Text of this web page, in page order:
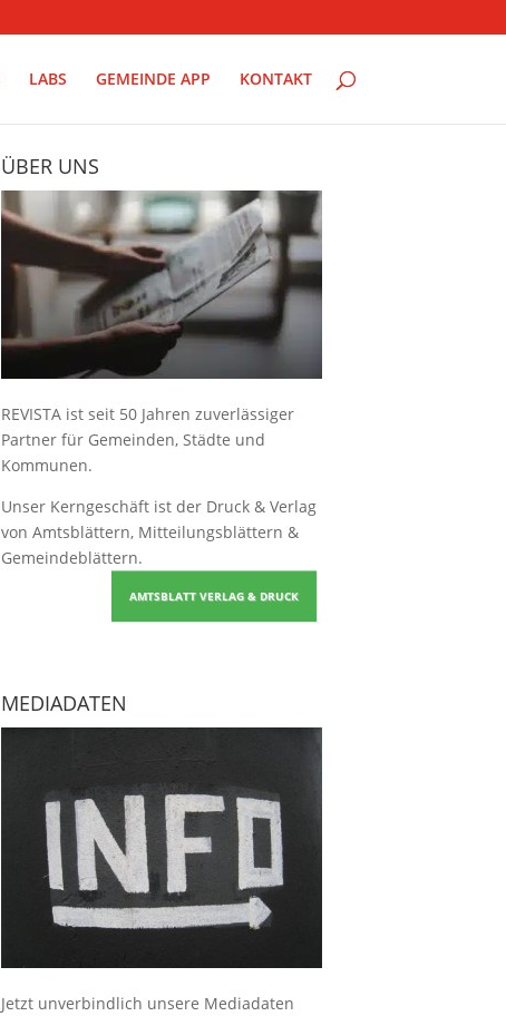
LABS GEMEINDE APP KONTAKT
ÜBER UNS
REVISTA ist seit 50 Jahren zuverlässiger
Partner für Gemeinden, Städte und
Kommunen.
Unser Kerngeschäft ist der Druck & Verlag
von Amtsblättern, Mitteilungsblättern &
Gemeindeblättern.
AMTSBLATT VERLAG & DRUCK
MEDIADATEN
Jetzt unverbindlich unsere Mediadaten